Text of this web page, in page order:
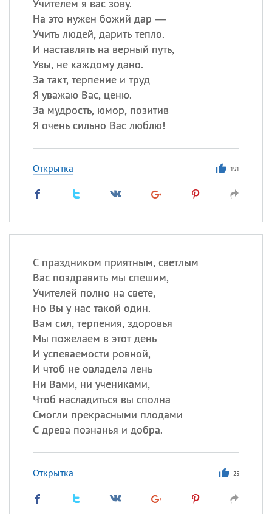
Учителем я вас зову.
На это нужен божий дар —
Учить людей, дарить тепло.
И наставлять на верный путь,
Увы, не каждому дано.
За такт, терпение и труд
Я уважаю Вас, ценю.
За мудрость, юмор, позитив
Я очень сильно Вас люблю!
Открытка 191
С праздником приятным, светлым
Вас поздравить мы спешим,
Учителей полно на свете,
Но Вы у нас такой один.
Вам сил, терпения, здоровья
Мы пожелаем в этот день
И успеваемости ровной,
И чтоб не овладела лень
Ни Вами, ни учениками,
Чтоб насладиться вы сполна
Смогли прекрасными плодами
С древа познанья и добра.
Открытка 25